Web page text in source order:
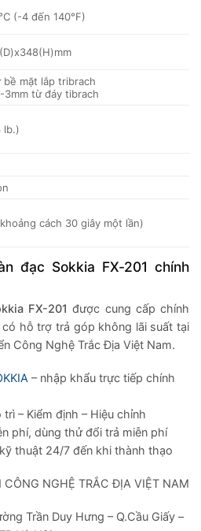
(-4 đến 140°F)
bề mặt lắp tribrach
3mm từ đáy tibrach
lb.)
cách 30 giây một lần)
đạc Sokkia FX-201 chính
FX-201được cung cấp chính
hỗ trợ trả góp không lãi suất tại
Công Nghệ Trắc Địa Việt Nam.
– nhập khẩu trực tiếp chính
– Kiểm định – Hiệu chỉnh
phí, dùng thử đổi trả miễn phí
thuật 24/7 đến khi thành thạo
CÔNG NGHỆ TRẮC ĐỊA VIỆT NAM
Trần Duy Hưng – Q.Cầu Giấy –